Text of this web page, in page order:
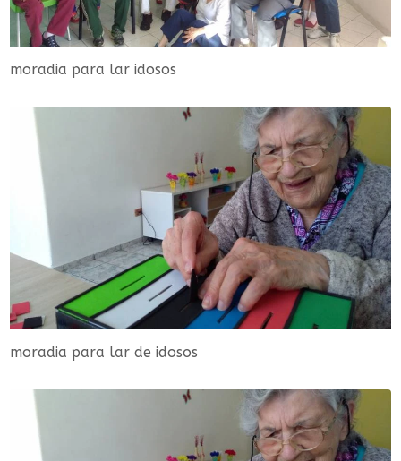
moradia para lar idosos
moradia para lar de idosos